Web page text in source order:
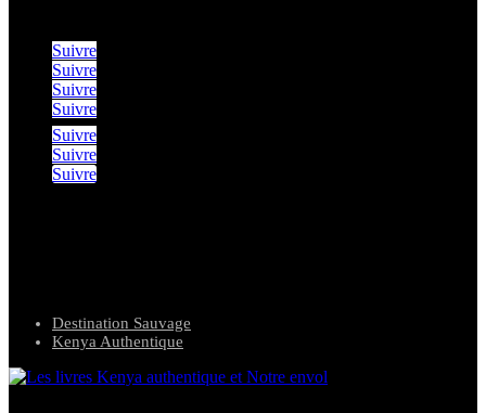
Suivre
Suivre
Suivre
Suivre
Suivre
Suivre
Suivre
Destination Sauvage
Kenya Authentique